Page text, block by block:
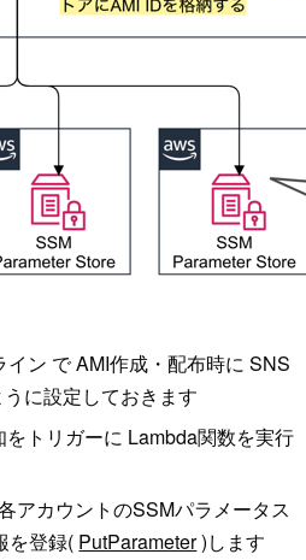
ン で AMI作成・配布時に SNS
に設定しておきます
トリガーに Lambda関数を実行
アカウントのSSMパラメータス
を登録( PutParameter)します